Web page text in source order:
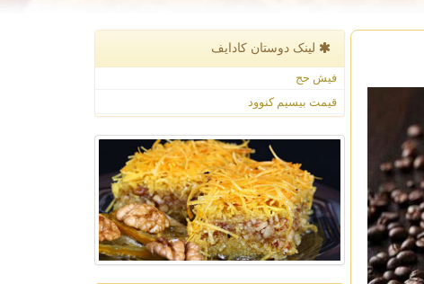
لینک دوستان كادایف
فیش حج
قیمت بیسیم کنوود